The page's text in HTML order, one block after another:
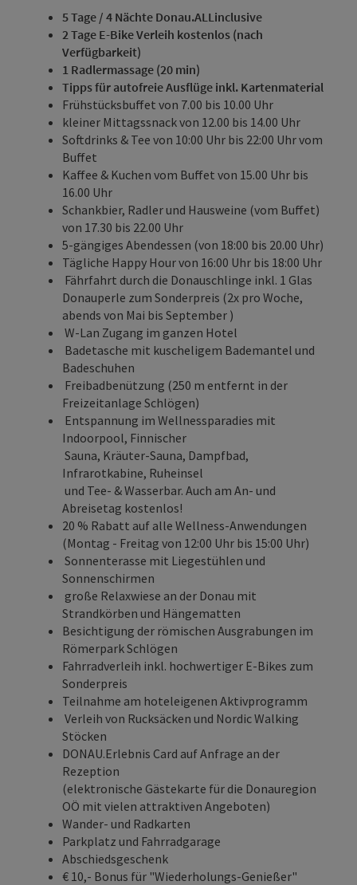
5 Tage / 4 Nächte Donau.ALLinclusive
2 Tage E-Bike Verleih kostenlos (nach
Verfügbarkeit)
1 Radlermassage (20 min)
Tipps für autofreie Ausflüge inkl. Kartenmaterial
Frühstücksbuffet von 7.00 bis 10.00 Uhr
kleiner Mittagssnack von 12.00 bis 14.00 Uhr
Softdrinks & Tee von 10:00 Uhr bis 22:00 Uhr vom
Buffet
Kaffee & Kuchen vom Buffet von 15.00 Uhr bis
16.00 Uhr
Schankbier, Radler und Hausweine (vom Buffet)
von 17.30 bis 22.00 Uhr
5-gängiges Abendessen (von 18:00 bis 20.00 Uhr)
Tägliche Happy Hour von 16:00 Uhr bis 18:00 Uhr
Fährfahrt durch die Donauschlinge inkl. 1 Glas
Donauperle zum Sonderpreis (2x pro Woche,
abends von Mai bis September )
W-Lan Zugang im ganzen Hotel
Badetasche mit kuscheligem Bademantel und
Badeschuhen
Freibadbenützung (250 m entfernt in der
Freizeitanlage Schlögen)
Entspannung im Wellnessparadies mit
Indoorpool, Finnischer
Sauna, Kräuter-Sauna, Dampfbad,
Infrarotkabine, Ruheinsel
und Tee- & Wasserbar. Auch am An- und
Abreisetag kostenlos!
20 % Rabatt auf alle Wellness-Anwendungen
(Montag - Freitag von 12:00 Uhr bis 15:00 Uhr)
Sonnenterasse mit Liegestühlen und
Sonnenschirmen
große Relaxwiese an der Donau mit
Strandkörben und Hängematten
Besichtigung der römischen Ausgrabungen im
Römerpark Schlögen
Fahrradverleih inkl. hochwertiger E-Bikes zum
Sonderpreis
Teilnahme am hoteleigenen Aktivprogramm
Verleih von Rucksäcken und Nordic Walking
Stöcken
DONAU.Erlebnis Card auf Anfrage an der
Rezeption
(elektronische Gästekarte für die Donauregion
OÖ mit vielen attraktiven Angeboten)
Wander- und Radkarten
Parkplatz und Fahrradgarage
Abschiedsgeschenk
€ 10,- Bonus für "Wiederholungs-Genießer"